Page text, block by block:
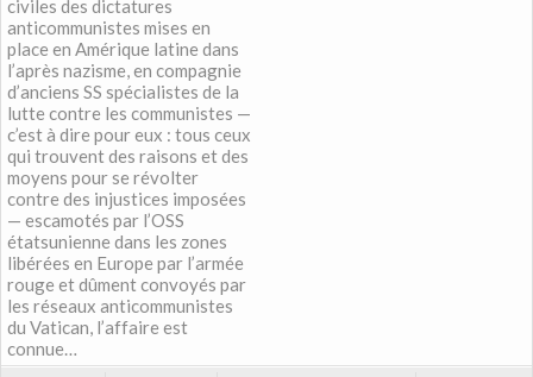
civiles des dictatures
anticommunistes mises en
place en Amérique latine dans
l’après nazisme, en compagnie
d’anciens SS spécialistes de la
lutte contre les communistes —
c’est à dire pour eux : tous ceux
qui trouvent des raisons et des
moyens pour se révolter
contre des injustices imposées
— escamotés par l’OSS
étatsunienne dans les zones
libérées en Europe par l’armée
rouge et dûment convoyés par
les réseaux anticommunistes
du Vatican, l’affaire est
connue…